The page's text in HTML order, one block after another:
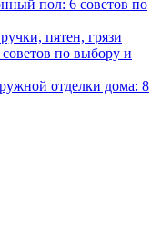
пол: 6 советов по
пятен, грязи
по выбору и
отделки дома: 8